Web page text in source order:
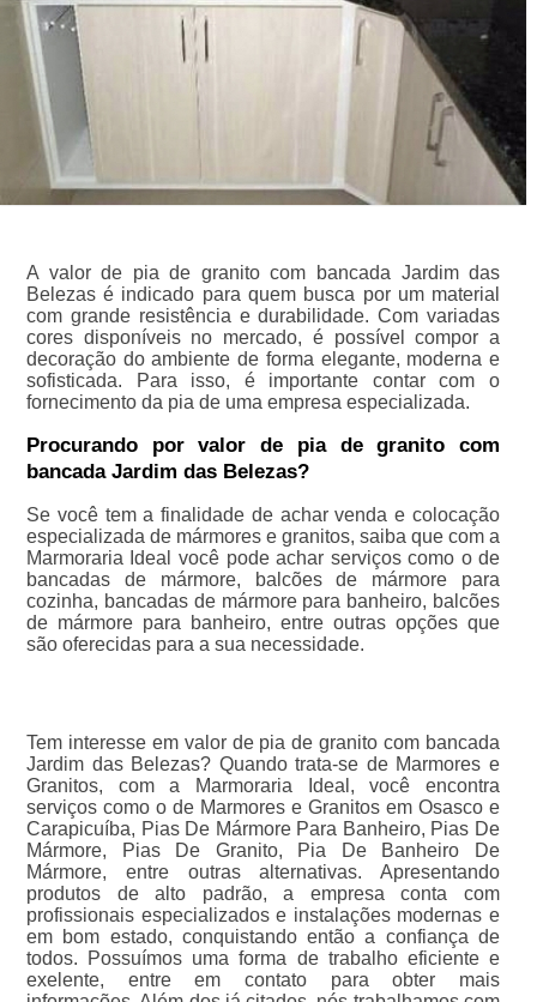
A valor de pia de granito com bancada Jardim das
Belezas é indicado para quem busca por um material
com grande resistência e durabilidade. Com variadas
cores disponíveis no mercado, é possível compor a
decoração do ambiente de forma elegante, moderna e
sofisticada. Para isso, é importante contar com o
fornecimento da pia de uma empresa especializada.
Procurando por valor de pia de granito com
bancada Jardim das Belezas?
Se você tem a finalidade de achar venda e colocação
especializada de mármores e granitos, saiba que com a
Marmoraria Ideal você pode achar serviços como o de
bancadas de mármore, balcões de mármore para
cozinha, bancadas de mármore para banheiro, balcões
de mármore para banheiro, entre outras opções que
são oferecidas para a sua necessidade.
Tem interesse em valor de pia de granito com bancada
Jardim das Belezas? Quando trata-se de Marmores e
Granitos, com a Marmoraria Ideal, você encontra
serviços como o de Marmores e Granitos em Osasco e
Carapicuíba, Pias De Mármore Para Banheiro, Pias De
Mármore, Pias De Granito, Pia De Banheiro De
Mármore, entre outras alternativas. Apresentando
produtos de alto padrão, a empresa conta com
profissionais especializados e instalações modernas e
em bom estado, conquistando então a confiança de
todos. Possuímos uma forma de trabalho eficiente e
exelente, entre em contato para obter mais